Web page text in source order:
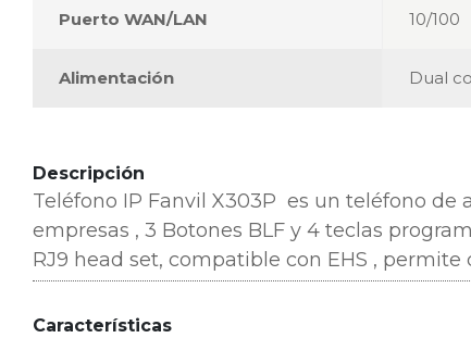
Puerto WAN/LAN 10/100
Alimentación Dual
Descripción
Teléfono IP Fanvil X303P es un teléfono
empresas , 3 Botones BLF y 4 teclas
RJ9 head set, compatible con EHS ,
Características